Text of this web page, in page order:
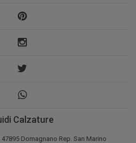
Calzature
47895 Domagnano Rep. San Marino